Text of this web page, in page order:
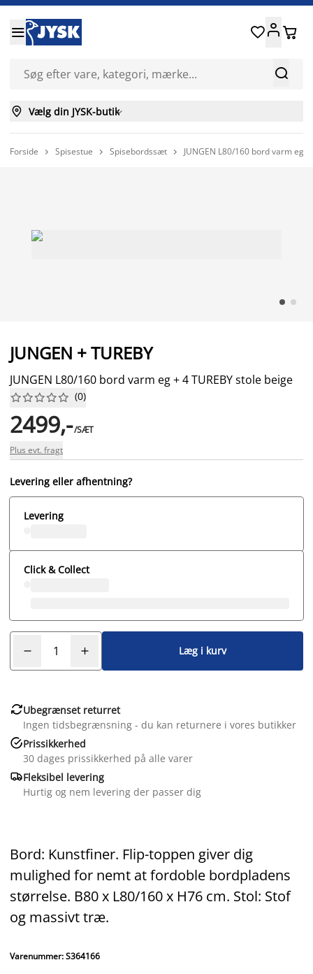


 
 Vælg din JYSK-butik
Forside  Spisestue  Spisebordssæt  JUNGEN L80/160 bord varm eg
JUNGEN + TUREBY
JUNGEN L80/160 bord varm eg + 4 TUREBY stole beige





 (0)
2499,-/SÆT
Plus evt. fragt
Levering eller afhentning?
Levering
Click & Collect
Læg i kurv
Ubegrænset returret
Ingen tidsbegrænsning - du kan returnere i vores butikker
Prissikkerhed
30 dages prissikkerhed på alle varer
Fleksibel levering
Hurtig og nem levering der passer dig
Bord: Kunstfiner. Flip-toppen giver dig
mulighed for nemt at fordoble bordpladens
størrelse. B80 x L80/160 x H76 cm. Stol: Stof
og massivt træ.
Varenummer: S364166